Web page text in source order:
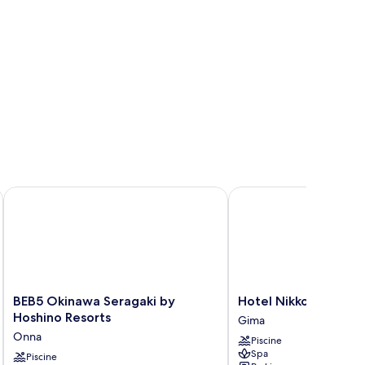
BEB5
Okinawa
by
Hoshino
BEB5 Okinawa Seragaki by
Hoshino Resorts
Onna
Piscine
BEB5 Okinawa Seragaki by Hoshino Resorts
Hotel
Nikko
Alivila
Gima
Hotel Nikko Alivila
Gima
Piscine
Spa
Hotel Nikko Alivila